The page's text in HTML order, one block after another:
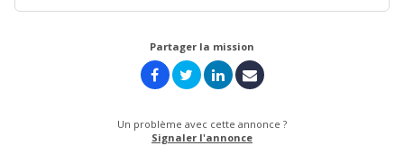
Partager la mission
Un problème avec cette annonce ?
Signaler l'annonce